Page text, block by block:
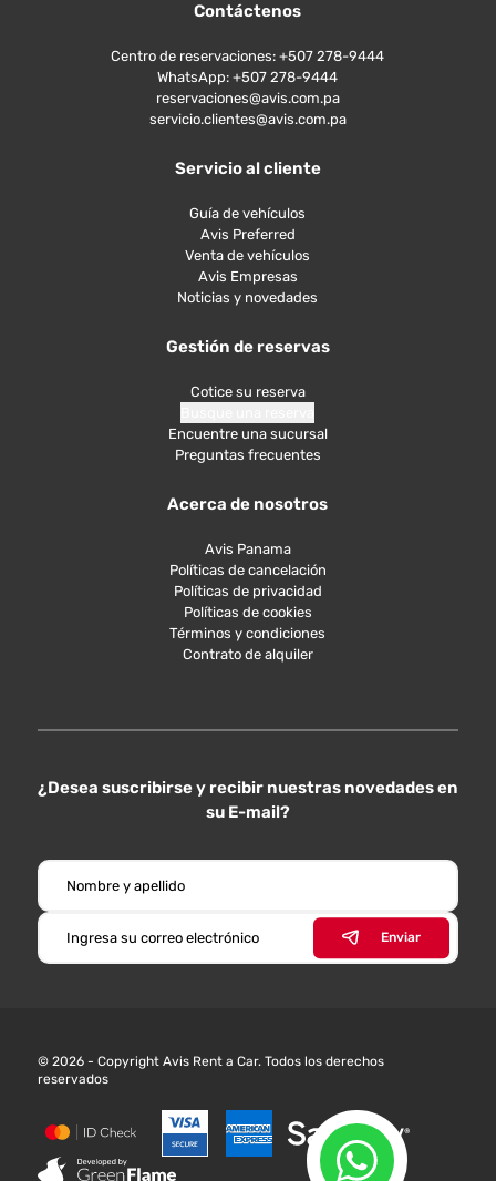
Contáctenos
Centro de reservaciones: +507 278-9444
WhatsApp: +507 278-9444
reservaciones@avis.com.pa
servicio.clientes@avis.com.pa
Servicio al cliente
Guía de vehículos
Avis Preferred
Venta de vehículos
Avis Empresas
Noticias y novedades
Gestión de reservas
Cotice su reserva
Encuentre una sucursal
Preguntas frecuentes
Acerca de nosotros
Avis Panama
Políticas de cancelación
Políticas de privacidad
Políticas de cookies
Términos y condiciones
Contrato de alquiler
¿Desea suscribirse y recibir nuestras novedades en
su E-mail?
Enviar
© 2026 - Copyright Avis Rent a Car. Todos los derechos
reservados